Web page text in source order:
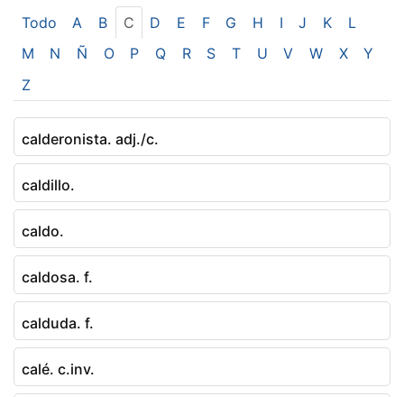
Esto nos ayuda a recolectar estadísticas de las visitas.
Todo A B C D E F G H I J K
L
M
N Ñ O P Q R S T U V W X
Y
Z
calderonista. adj./c.
caldillo.
caldo.
caldosa. f.
calduda. f.
calé. c.inv.